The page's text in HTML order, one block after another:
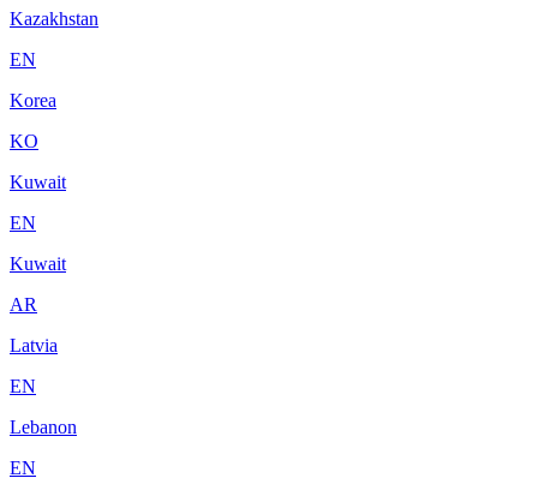
Kazakhstan
EN
Korea
KO
Kuwait
EN
Kuwait
AR
Latvia
EN
Lebanon
EN